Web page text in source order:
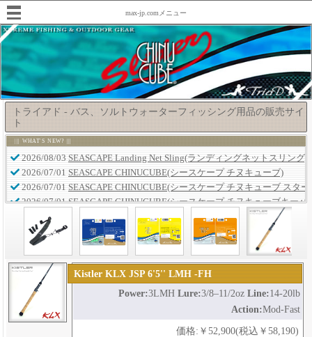
max-jp.comメニュー
トライアド - バス、ソルトウォーターフィッシング用品の販売サイ
ト
||| WHAT'S NEW? |||
Kistler KLX JSP 6'5'' LMH -FH
Power:3LMH Lure:3/8–11/2oz Line:14-20lb
Action:Mod-Fast
価格:￥52,900(税込￥58,190)